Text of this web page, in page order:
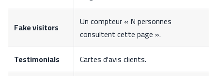
Fake visitors
Un compteur « N personnes
consultent cette page ».
Testimonials
Cartes d'avis clients.